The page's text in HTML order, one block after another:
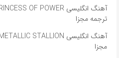
ترجمه مجزا
مجزا